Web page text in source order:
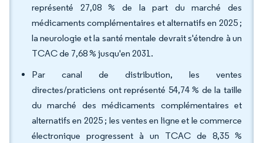
représenté 27,08 % de la part du marché des
médicaments complémentaires et alternatifs en 2025 ;
la neurologie et la santé mentale devrait s'étendre à un
TCAC de 7,68 % jusqu'en 2031.
Par canal de distribution, les ventes
directes/praticiens ont représenté 54,74 % de la taille
du marché des médicaments complémentaires et
alternatifs en 2025 ; les ventes en ligne et le commerce
électronique progressent à un TCAC de 8,35 %